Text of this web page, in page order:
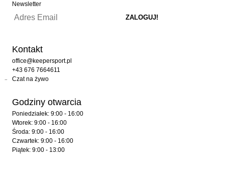
Newsletter
Kontakt
office@keepersport.pl
+43 676 7664611
Czat na żywo
Godziny otwarcia
Poniedziałek: 9:00 - 16:00
Wtorek: 9:00 - 16:00
Środa: 9:00 - 16:00
Czwartek: 9:00 - 16:00
Piątek: 9:00 - 13:00